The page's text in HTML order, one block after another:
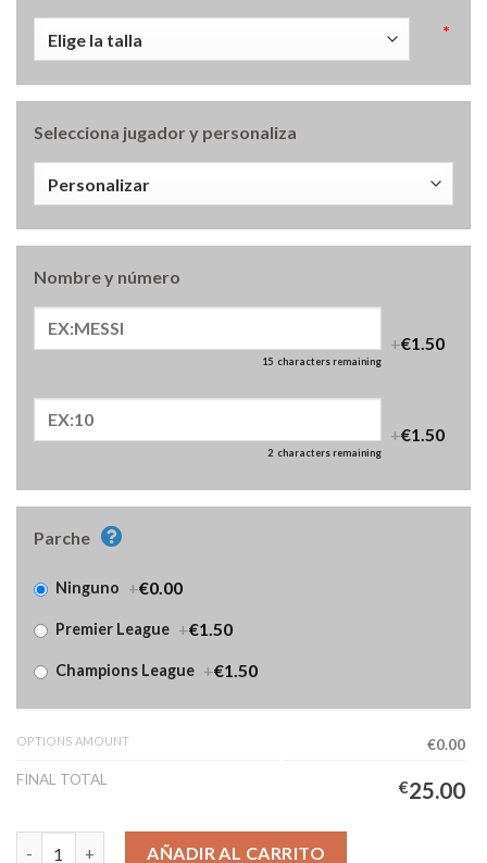
*
Selecciona jugador y personaliza
Nombre y número
15 characters remaining
+€1.50
2 characters remaining
+€1.50
Parche
Ninguno +€0.00
Premier League +€1.50
Champions League +€1.50
OPTIONS AMOUNT
€0.00
FINAL TOTAL
€25.00
Camiseta Liverpool Segunda Equipación Mujer 2025/2026
AÑADIR AL CARRITO